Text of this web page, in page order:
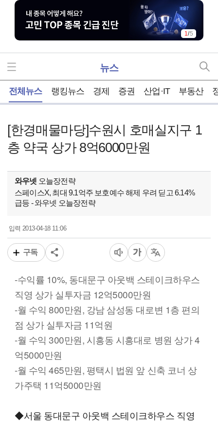
1/5
뉴스
전체뉴스 랭킹뉴스 경제 증권 산업·IT 부동산
[한경매물마당]수원시 호매실지구 1
층 약국 상가 8억6000만원
와우넷 오늘장전략
스페이스X, 최대 9.1억주 보호예수 해제 우려 딛고 6.14%
급등 - 와우넷 오늘장전략
입력2013-04-18 11:06
구독
-수익률 10%, 동대문구 아웃백 스테이크하우스
직영 상가 실투자금 12억5000만원
-월 수익 800만원, 강남 삼성동 대로변 1층 편의
점 상가 실투자금 11억원
-월 수익 300만원, 시흥동 시흥대로 병원 상가 4
억5000만원
-월 수익 465만원, 평택시 법원 앞 신축 코너 상
가주택 11억5000만원
◆서울 동대문구 아웃백 스테이크하우스 직영